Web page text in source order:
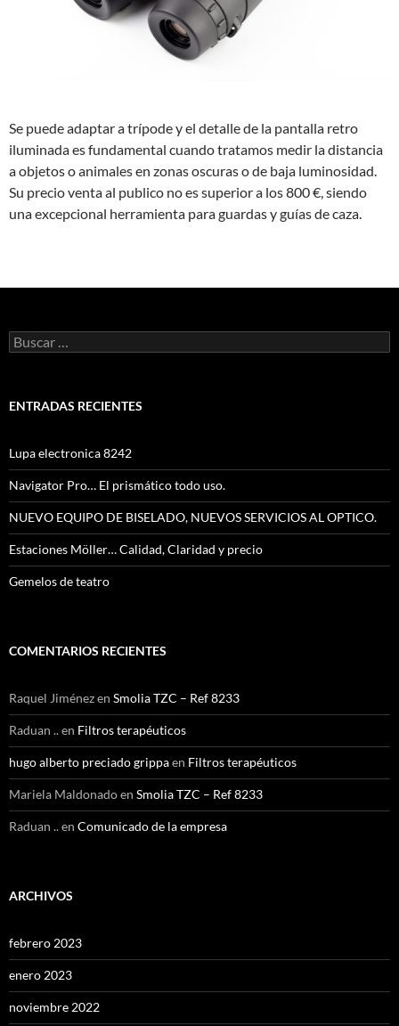
Se puede adaptar a trípode y el detalle de la pantalla retro
iluminada es fundamental cuando tratamos medir la distancia
a objetos o animales en zonas oscuras o de baja luminosidad.
Su precio venta al publico no es superior a los 800 €, siendo
una excepcional herramienta para guardas y guías de caza.
Buscar:
ENTRADAS RECIENTES
Lupa electronica 8242
Navigator Pro… El prismático todo uso.
NUEVO EQUIPO DE BISELADO, NUEVOS SERVICIOS AL OPTICO.
Estaciones Möller… Calidad, Claridad y precio
Gemelos de teatro
COMENTARIOS RECIENTES
Raquel Jiménezen Smolia TZC – Ref 8233
Raduan ..en Filtros terapéuticos
hugo alberto preciado grippaen Filtros terapéuticos
Mariela Maldonadoen Smolia TZC – Ref 8233
Raduan ..en Comunicado de la empresa
ARCHIVOS
febrero 2023
enero 2023
noviembre 2022